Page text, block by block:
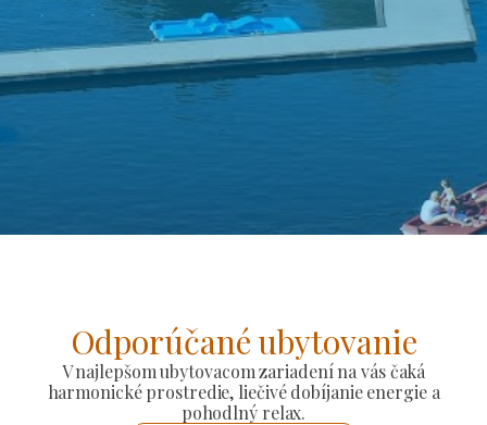
Odporúčané ubytovanie
V najlepšom ubytovacom zariadení na vás čaká
harmonické prostredie, liečivé dobíjanie energie a
pohodlný relax.